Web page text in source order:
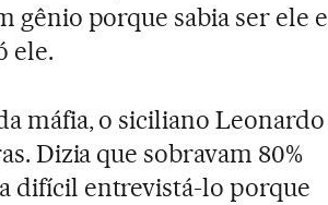
gênio porque sabia ser ele e
ele.
máfia, o siciliano Leonardo
Dizia que sobravam 80%
difícil entrevistá-lo porque